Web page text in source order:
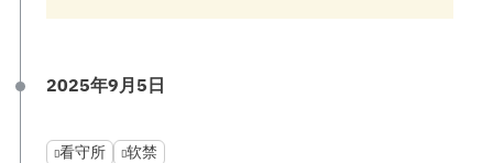
2025年9月5日
看守所 软禁